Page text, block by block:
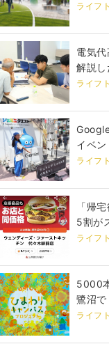
ライフ
電気
解説
ライフ
イベ
ライフ
「帰
5割が
ライフ
5000
鷺沼
ライフ